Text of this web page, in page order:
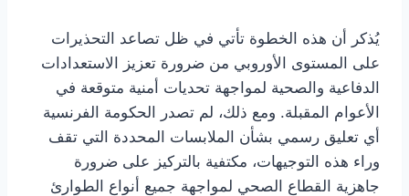
يُذكر أن هذه الخطوة تأتي في ظل تصاعد التحذيرات
على المستوى الأوروبي من ضرورة تعزيز الاستعدادات
الدفاعية والصحية لمواجهة تحديات أمنية متوقعة في
الأعوام المقبلة. ومع ذلك، لم تصدر الحكومة الفرنسية
أي تعليق رسمي بشأن الملابسات المحددة التي تقف
وراء هذه التوجيهات، مكتفية بالتركيز على ضرورة
جاهزية القطاع الصحي لمواجهة جميع أنواع الطوارئ